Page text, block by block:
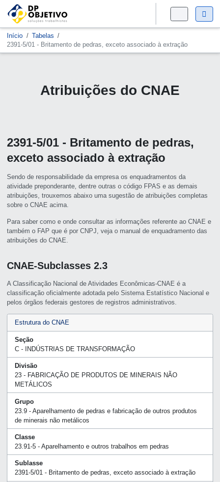
Início
Tabelas
2391-5/01 - Britamento de pedras, exceto associado à extração
Atribuições do CNAE
2391-5/01 - Britamento de pedras,
exceto associado à extração
Sendo de responsabilidade da empresa os enquadramentos da
atividade preponderante, dentre outras o código FPAS e as demais
atribuições, trouxemos abaixo uma sugestão de atribuições completas
sobre o CNAE acima.
Para saber como e onde consultar as informações referente ao CNAE e
também o FAP que é por CNPJ, veja o manual de enquadramento das
atribuições do CNAE.
CNAE-Subclasses 2.3
A Classificação Nacional de Atividades Econômicas-CNAE é a
classificação oficialmente adotada pelo Sistema Estatístico Nacional e
pelos órgãos federais gestores de registros administrativos.
Estrutura do CNAE
Seção
C - INDÚSTRIAS DE TRANSFORMAÇÃO
Divisão
23 - FABRICAÇÃO DE PRODUTOS DE MINERAIS NÃO
METÁLICOS
Grupo
23.9 - Aparelhamento de pedras e fabricação de outros produtos
de minerais não metálicos
Classe
23.91-5 - Aparelhamento e outros trabalhos em pedras
Sublasse
2391-5/01 - Britamento de pedras, exceto associado à extração